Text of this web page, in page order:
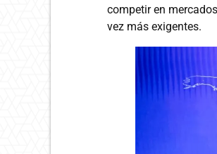
competir en
vez más exigentes.